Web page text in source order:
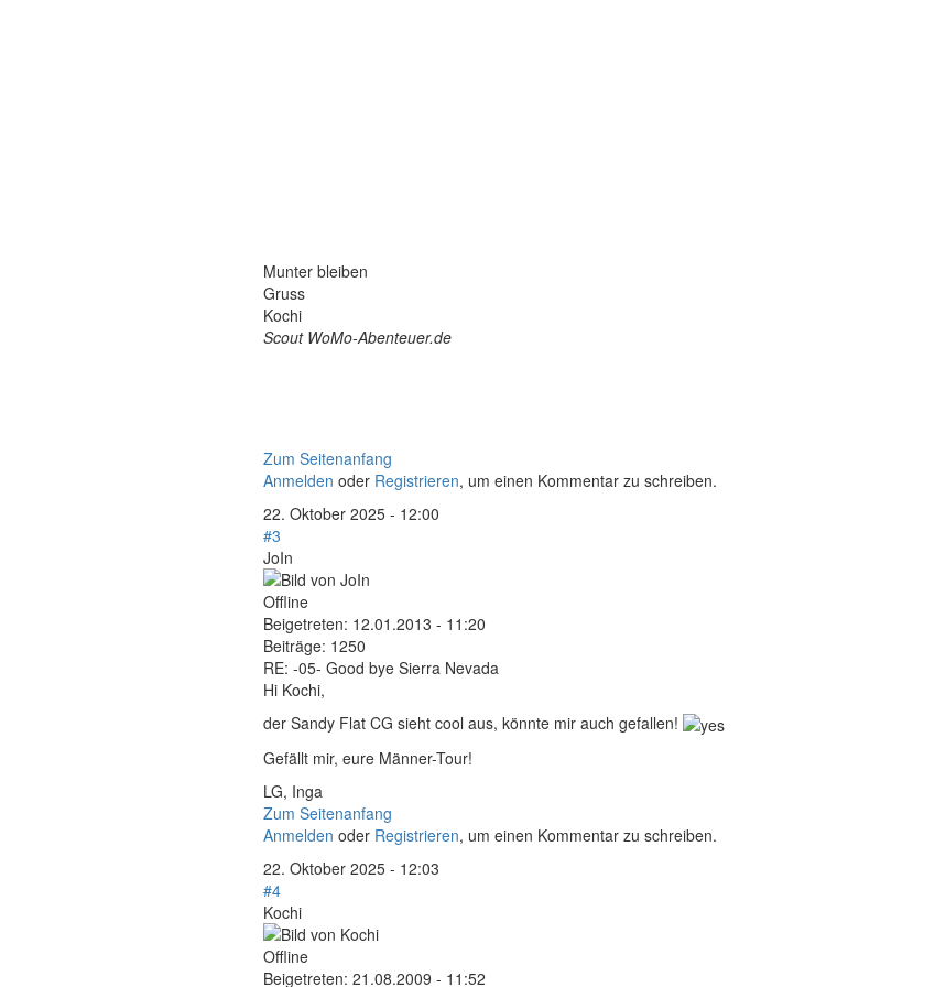
Munter bleiben
Gruss
Kochi
Scout WoMo-Abenteuer.de
Zum Seitenanfang
Anmelden oder Registrieren, um einen Kommentar zu schreiben.
22. Oktober 2025 - 12:00
#3
JoIn
Offline
Beigetreten: 12.01.2013 - 11:20
Beiträge: 1250
RE: -05- Good bye Sierra Nevada
Hi Kochi,
der Sandy Flat CG sieht cool aus, könnte mir auch gefallen!
Gefällt mir, eure Männer-Tour!
LG, Inga
Zum Seitenanfang
Anmelden oder Registrieren, um einen Kommentar zu schreiben.
22. Oktober 2025 - 12:03
#4
Kochi
Offline
Beigetreten: 21.08.2009 - 11:52